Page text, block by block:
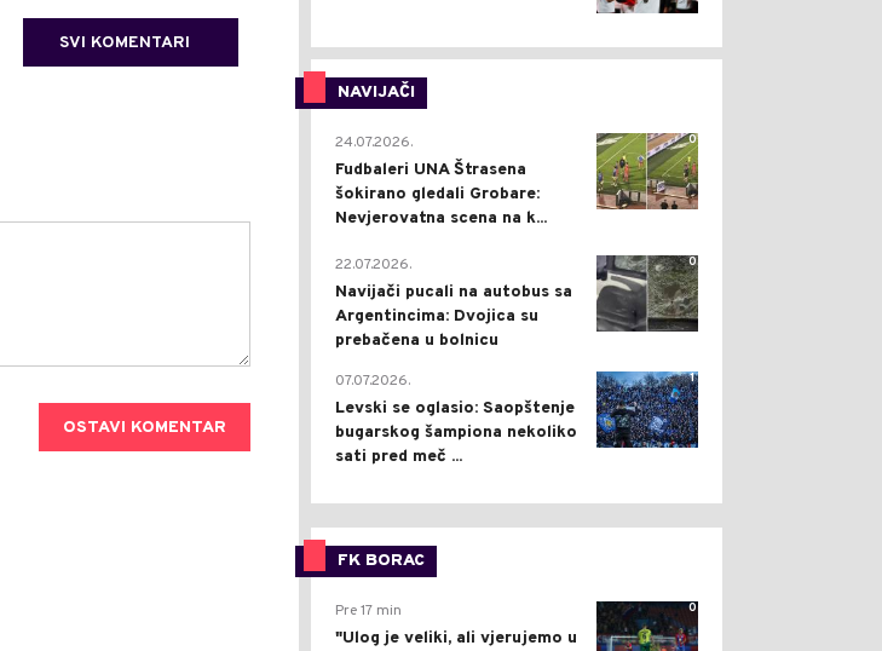
SVI KOMENTARI
OSTAVI KOMENTAR
NAVIJAČI
0
24.07.2026.
Fudbaleri UNA Štrasena
šokirano gledali Grobare:
Nevjerovatna scena na k...
0
22.07.2026.
Navijači pucali na autobus sa
Argentincima: Dvojica su
prebačena u bolnicu
1
07.07.2026.
Levski se oglasio: Saopštenje
bugarskog šampiona nekoliko
sati pred meč ...
FK BORAC
0
Pre 17 min
"Ulog je veliki, ali vjerujemo u